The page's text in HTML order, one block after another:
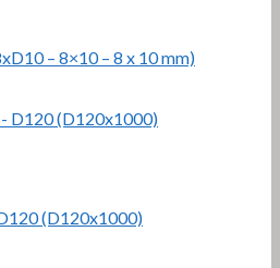
– 8×10 – 8 x 10 mm)
(D120x1000)